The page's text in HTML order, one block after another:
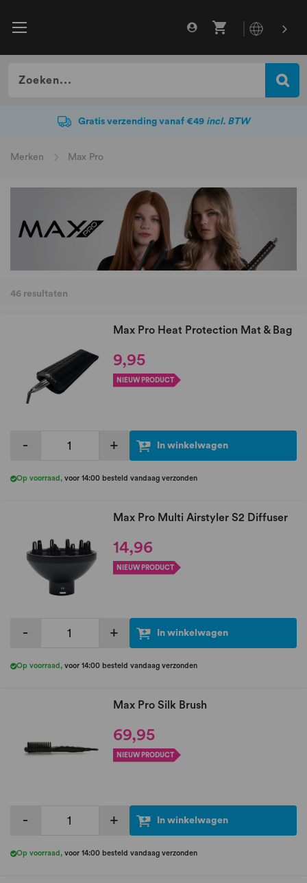
Gratis verzending vanaf €49 incl. BTW
Merken Max Pro
46 resultaten
Max Pro Heat Protection Mat & Bag
9,95
NIEUW PRODUCT
- + In winkelwagen
Op voorraad , voor 14:00 besteld vandaag verzonden
Max Pro Multi Airstyler S2 Diffuser
14,96
NIEUW PRODUCT
- + In winkelwagen
Op voorraad , voor 14:00 besteld vandaag verzonden
Max Pro Silk Brush
69,95
NIEUW PRODUCT
- + In winkelwagen
Op voorraad , voor 14:00 besteld vandaag verzonden